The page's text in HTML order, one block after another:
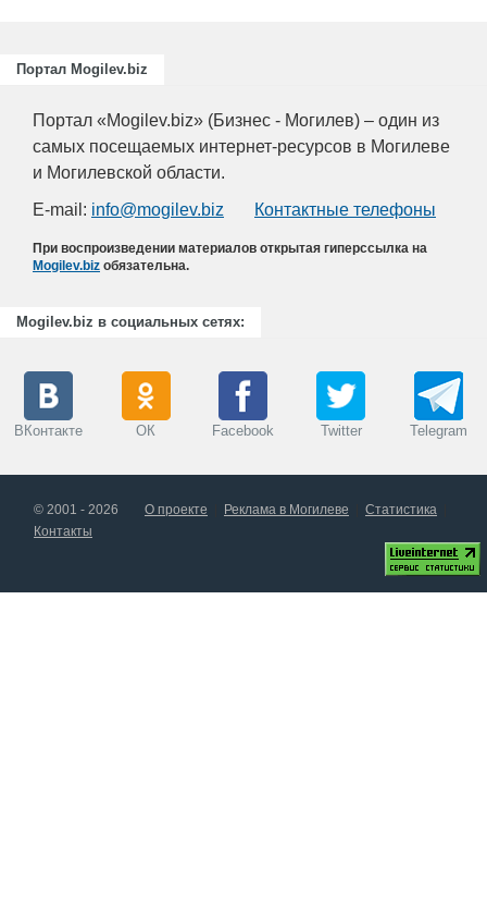
Портал Mogilev.biz
Портал «Mogilev.biz» (Бизнес - Могилев) – один из
самых посещаемых интернет-ресурсов в Могилеве
и Могилевской области.
E-mail: info@mogilev.biz Контактные телефоны
При воспроизведении материалов открытая гиперссылка на
Mogilev.biz обязательна.
Mogilev.biz в социальных сетях:
ВКонтакте ОК Facebook Twitter Telegram
© 2001 - 2026 О проекте Реклама в Могилеве
Статистика
Контакты